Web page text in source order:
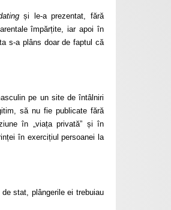
și le-a prezentat, fără
împărțite, iar apoi în
s-a plâns doar de faptul că
pe un site de întâlniri
să nu fie publicate fără
în „viața privată” și în
în exercițiul persoanei la
stat, plângerile ei trebuiau